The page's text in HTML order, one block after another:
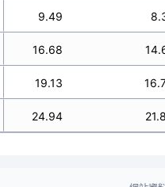
9.49
16.68
19.13
24.94